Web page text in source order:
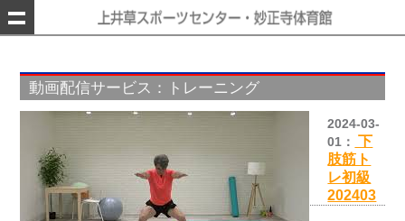
動画配信サービス：トレーニング
2024-03-
01： 下
肢筋ト
レ初級
202403